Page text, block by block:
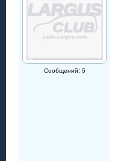
Сообщений: 5